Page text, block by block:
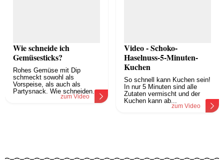
Wie schneide ich
Gemüsesticks?
Rohes Gemüse mit Dip
schmeckt sowohl als
Vorspeise, als auch als
Partysnack. Wie schneiden...
zum Video
Video - Schoko-
Haselnuss-5-Minuten-
Kuchen
So schnell kann Kuchen sein!
In nur 5 Minuten sind alle
Zutaten vermischt und der
Kuchen kann ab...
zum Video